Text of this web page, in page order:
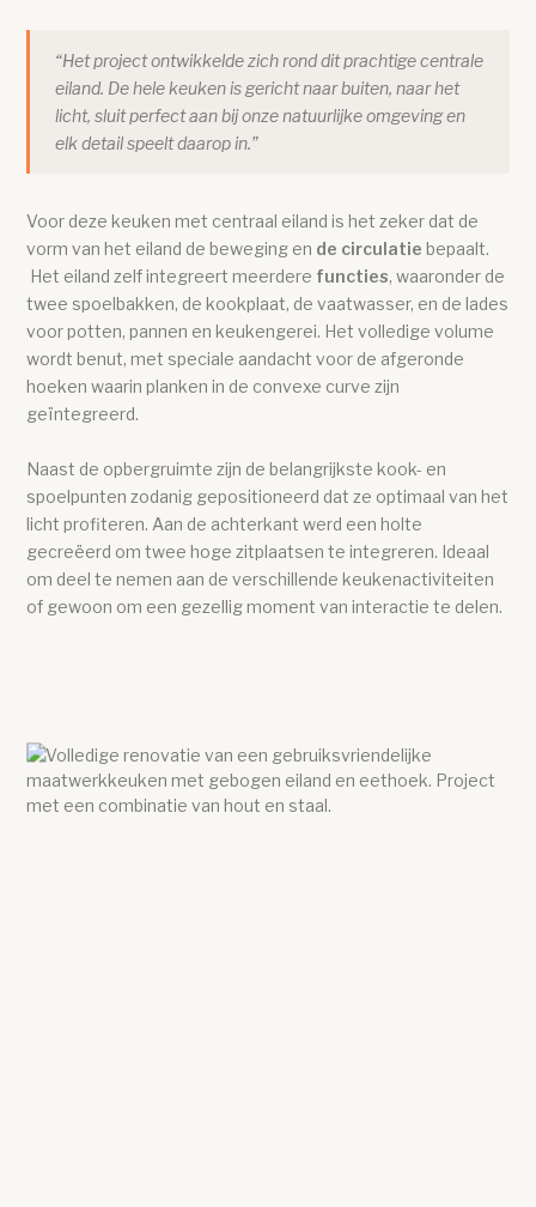
“Het project ontwikkelde zich rond dit prachtige centrale
eiland. De hele keuken is gericht naar buiten, naar het
licht, sluit perfect aan bij onze natuurlijke omgeving en
elk detail speelt daarop in.”
Voor deze keuken met centraal eiland is het zeker dat de
vorm van het eiland de beweging en de circulatie bepaalt.
Het eiland zelf integreert meerdere functies, waaronder de
twee spoelbakken, de kookplaat, de vaatwasser, en de lades
voor potten, pannen en keukengerei. Het volledige volume
wordt benut, met speciale aandacht voor de afgeronde
hoeken waarin planken in de convexe curve zijn
geïntegreerd.
Naast de opbergruimte zijn de belangrijkste kook- en
spoelpunten zodanig gepositioneerd dat ze optimaal van het
licht profiteren. Aan de achterkant werd een holte
gecreëerd om twee hoge zitplaatsen te integreren. Ideaal
om deel te nemen aan de verschillende keukenactiviteiten
of gewoon om een gezellig moment van interactie te delen.